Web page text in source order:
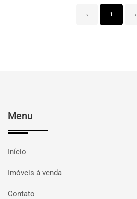
‹ 1 ›
Menu
Início
Imóveis à venda
Contato